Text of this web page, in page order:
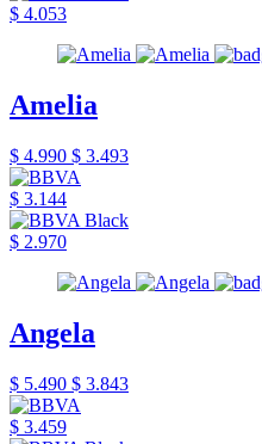
$ 4.053
Amelia
$ 4.990 $ 3.493
$ 3.144
$ 2.970
Angela
$ 5.490 $ 3.843
$ 3.459